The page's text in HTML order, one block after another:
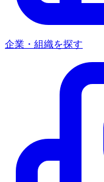
企業・組織を探す